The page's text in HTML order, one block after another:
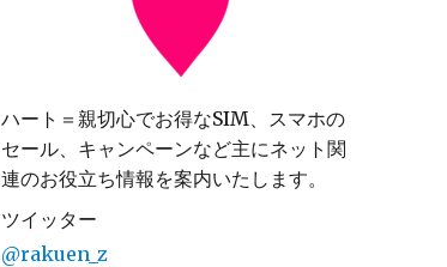
ハート＝親切心でお得なSIM、スマホの
セール、キャンペーンなど主にネット関
連のお役立ち情報を案内いたします。
ツイッター
@rakuen_z